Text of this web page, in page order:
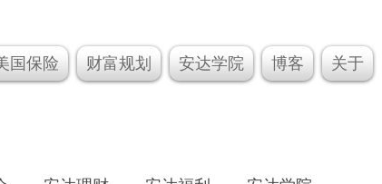
国保险 财富规划 安达学院 博客 关于